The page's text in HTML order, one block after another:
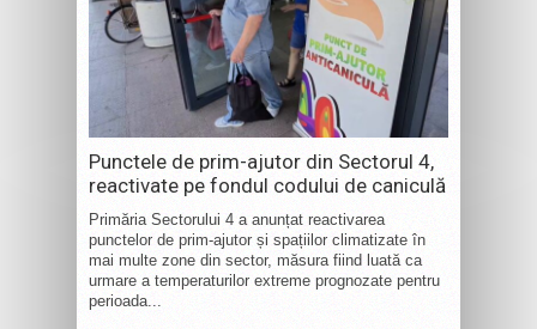
Punctele de prim-ajutor din Sectorul 4,
reactivate pe fondul codului de caniculă
Primăria Sectorului 4 a anunțat reactivarea
punctelor de prim-ajutor și spațiilor climatizate în
mai multe zone din sector, măsura fiind luată ca
urmare a temperaturilor extreme prognozate pentru
perioada...